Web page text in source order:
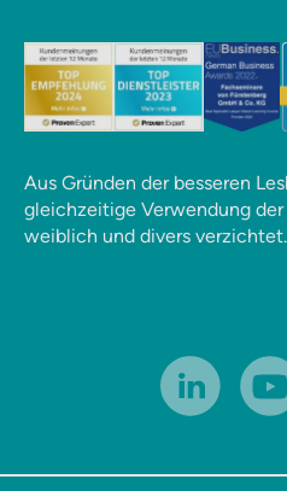
Aus Gründen der besseren
gleichzeitige Verwendung
weiblich und divers verzichtet.